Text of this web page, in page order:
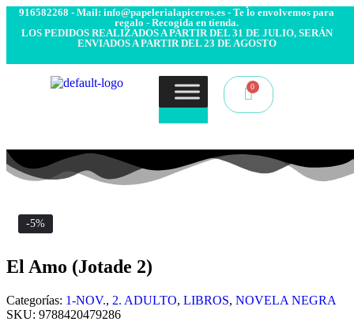
916582268 - Mail: info@papelerialapiceros.es - Te lo envolvemos para
regalo - Recogida en tienda.
LOS PEDIDOS REALIZADOS A PARTIR DEL 31 DE JULIO, SERÁN
ENVIADOS A PARTIR DEL 23 DE AGOSTO
-5%
El Amo (Jotade 2)
Categorías: 1-NOV., 2. ADULTO, LIBROS, NOVELA NEGRA
SKU: 9788420479286